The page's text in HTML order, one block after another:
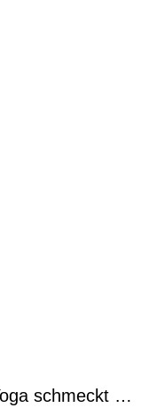
schmeckt …